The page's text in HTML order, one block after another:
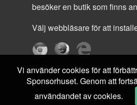
besöker en butik som finns
Välj webbläsare för att
Vi använder cookies för att
Sponsorhuset. Genom att
användandet av cookies.